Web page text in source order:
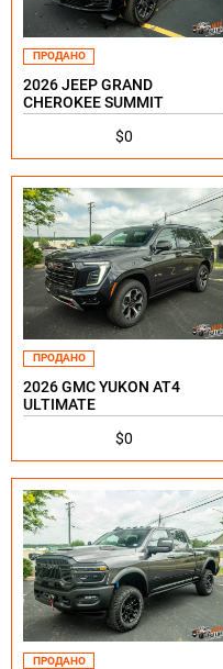
ПРОДАНО
2026 JEEP GRAND
CHEROKEE SUMMIT
$0
ПРОДАНО
2026 GMC YUKON AT4
ULTIMATE
$0
ПРОДАНО